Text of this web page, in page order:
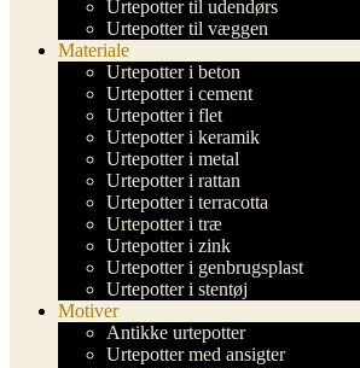
Urtepotter til udendørs
Urtepotter til væggen
Materiale
Urtepotter i beton
Urtepotter i cement
Urtepotter i flet
Urtepotter i keramik
Urtepotter i metal
Urtepotter i rattan
Urtepotter i terracotta
Urtepotter i træ
Urtepotter i zink
Urtepotter i genbrugsplast
Urtepotter i stentøj
Motiver
Antikke urtepotter
Urtepotter med ansigter